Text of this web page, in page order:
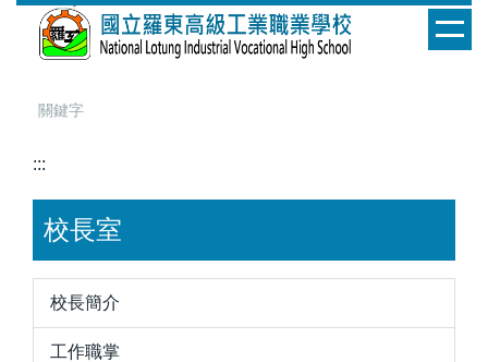
:::
校長室
校長簡介
工作職掌